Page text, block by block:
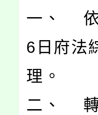
一、 依
6日府法
理。
二、 轉